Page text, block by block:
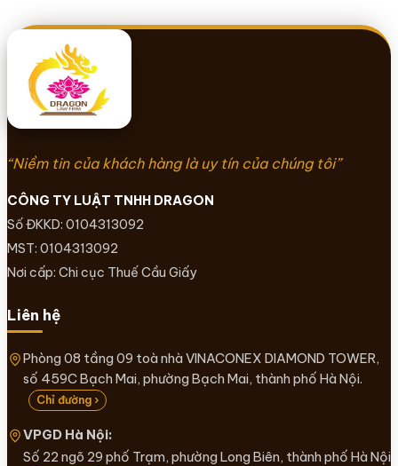
“Niềm tin của khách hàng là uy tín của chúng tôi”
CÔNG TY LUẬT TNHH DRAGON
Số ĐKKD: 0104313092
MST: 0104313092
Nơi cấp: Chi cục Thuế Cầu Giấy
Liên hệ
Phòng 08 tầng 09 toà nhà VINACONEX DIAMOND TOWER,
số 459C Bạch Mai, phường Bạch Mai, thành phố Hà Nội.
Chỉ đường ›
VPGD Hà Nội:
Số 22 ngõ 29 phố Trạm, phường Long Biên, thành phố Hà Nội